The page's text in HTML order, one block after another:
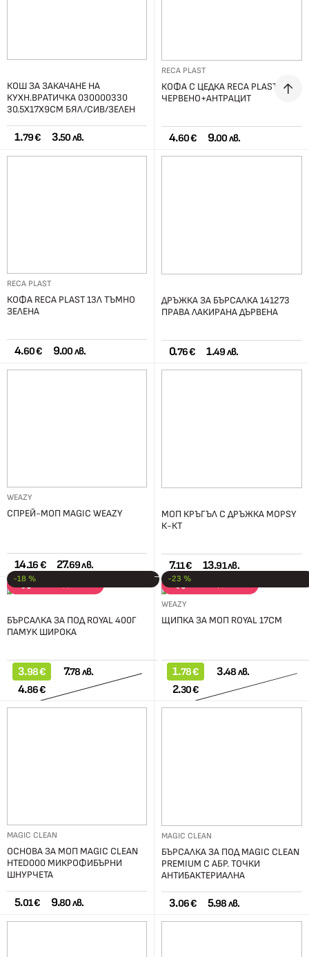
КОШ ЗА ЗАКАЧАНЕ НА
КУХН.ВРАТИЧКА 030000330
30.5Х17X9СМ БЯЛ/СИВ/ЗЕЛЕН
1.79 € 3.50 лв.
RECA PLAST
КОФА С ЦЕДКА RECA PLAST 15Л
ЧЕРВЕНО+АНТРАЦИТ
4.60 € 9.00 лв.
RECA PLAST
КОФА RECA PLAST 13Л ТЪМНО
ЗЕЛЕНА
4.60 € 9.00 лв.
ДРЪЖКА ЗА БЪРСАЛКА 141273
ПРАВА ЛАКИРАНА ДЪРВЕНА
0.76 € 1.49 лв.
WEAZY
СПРЕЙ-МОП MAGIC WEAZY
14.16 € 27.69 лв.
МОП КРЪГЪЛ С ДРЪЖКА MOPSY
К-КТ
7.11 € 13.91 лв.
РАЗПРОДАЖБА
-18 %
БЪРСАЛКА ЗА ПОД ROYAL 400Г
ПАМУК ШИРОКА
3.98 € 7.78 лв.
4.86 €
РАЗПРОДАЖБА
-23 %
WEAZY
ЩИПКА ЗА МОП ROYAL 17СМ
1.78 € 3.48 лв.
2.30 €
MAGIC CLEAN
ОСНОВА ЗА МОП MAGIC CLEAN
HTED000 МИКРОФИБЪРНИ
ШНУРЧЕТА
5.01 € 9.80 лв.
MAGIC CLEAN
БЪРСАЛКА ЗА ПОД MAGIC CLEAN
PREMIUM С АБР. ТОЧКИ
АНТИБАКТЕРИАЛНА
3.06 € 5.98 лв.